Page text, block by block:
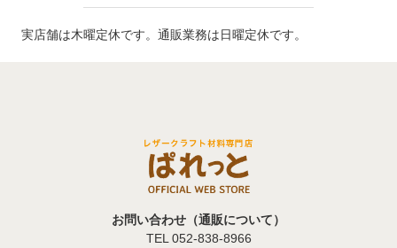
実店舗は木曜定休です。通販業務は日曜定休です。
お問い合わせ（通販について）
TEL 052-838-8966